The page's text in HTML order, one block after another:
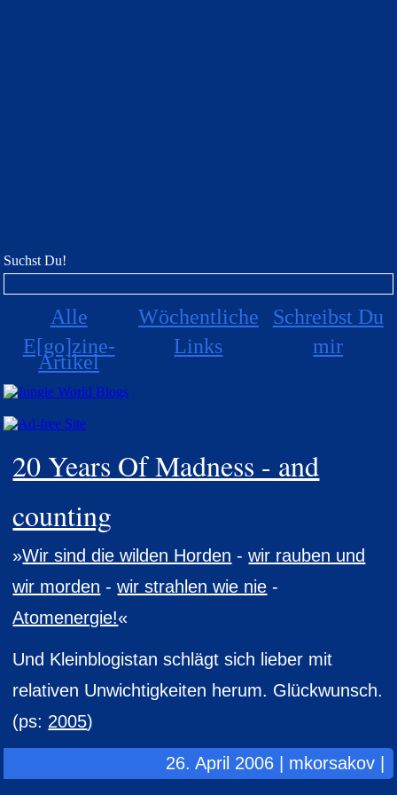
20 Years Of Madness - and
counting
»Wir sind die wilden Horden -wir rauben und
wir morden -wir strahlen wie nie -
Atomenergie!«
Und Kleinblogistan schlägt sich lieber mit
relativen Unwichtigkeiten herum. Glückwunsch.
(ps: 2005)
26. April 2006 | mkorsakov |
Suchst Du!
Alle
E[go]zine-
Artikel
Wöchentliche
Links
Schreibst Du
mir